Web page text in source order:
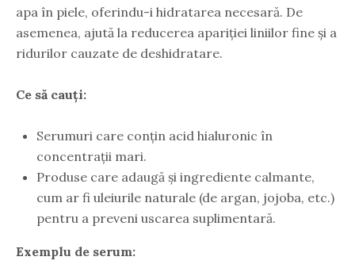
apa în piele, oferindu-i hidratarea necesară. De
asemenea, ajută la reducerea apariției liniilor fine și a
ridurilor cauzate de deshidratare.
Ce să cauți:
Serumuri care conțin acid hialuronic în
concentrații mari.
Produse care adaugă și ingrediente calmante,
cum ar fi uleiurile naturale (de argan, jojoba, etc.)
pentru a preveni uscarea suplimentară.
Exemplu de serum: